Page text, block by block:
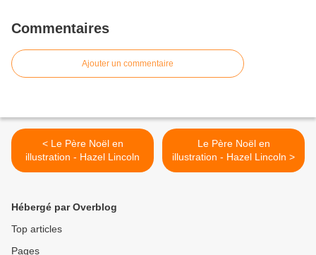
Commentaires
Ajouter un commentaire
< Le Père Noël en
illustration - Hazel Lincoln
Le Père Noël en
illustration - Hazel Lincoln >
Hébergé par Overblog
Top articles
Pages